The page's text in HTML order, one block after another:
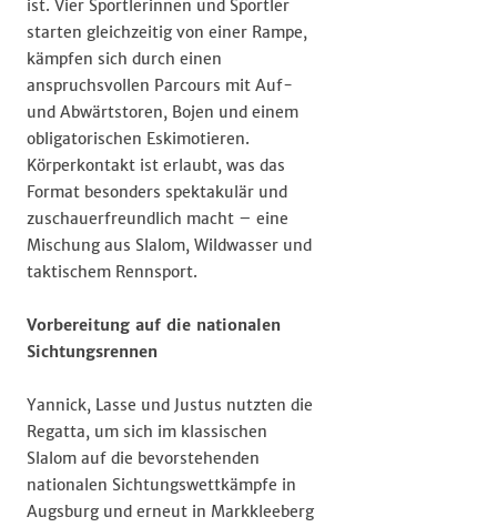
ist. Vier Sportlerinnen und Sportler
starten gleichzeitig von einer Rampe,
kämpfen sich durch einen
anspruchsvollen Parcours mit Auf-
und Abwärtstoren, Bojen und einem
obligatorischen Eskimotieren.
Körperkontakt ist erlaubt, was das
Format besonders spektakulär und
zuschauerfreundlich macht – eine
Mischung aus Slalom, Wildwasser und
taktischem Rennsport.
Vorbereitung auf die nationalen
Sichtungsrennen
Yannick, Lasse und Justus nutzten die
Regatta, um sich im klassischen
Slalom auf die bevorstehenden
nationalen Sichtungswettkämpfe in
Augsburg und erneut in Markkleeberg